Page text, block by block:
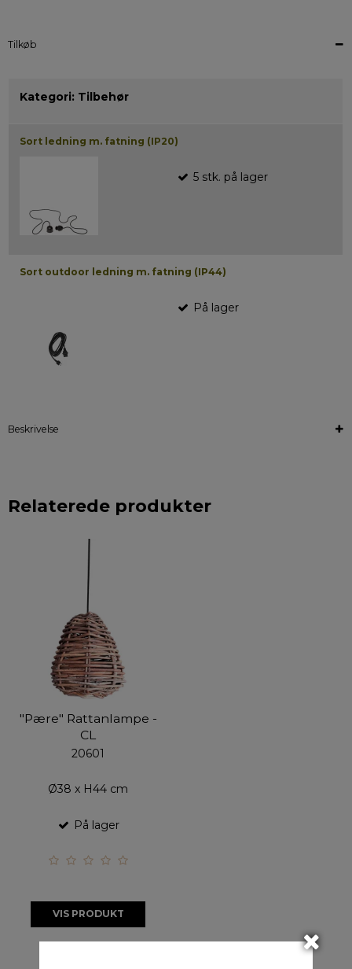
Tilkøb
Kategori: Tilbehør
Sort ledning m. fatning (IP20)
5 stk. på lager
Sort outdoor ledning m. fatning (IP44)
På lager
Beskrivelse
Relaterede produkter
"Pære" Rattanlampe -
CL
20601
Ø38 x H44 cm
På lager
VIS PRODUKT